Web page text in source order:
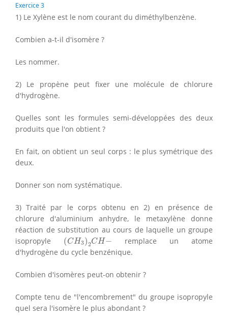
Exercice 3
1) Le Xylène est le nom courant du diméthylbenzène.
Combien a-t-il d'isomère ?
Les nommer.
2) Le propène peut fixer une molécule de chlorure
d'hydrogène.
Quelles sont les formules semi-développées des deux
produits que l'on obtient ?
En fait, on obtient un seul corps : le plus symétrique des
deux.
Donner son nom systématique.
3) Traité par le corps obtenu en 2) en présence de
chlorure d'aluminium anhydre, le metaxylène donne
réaction de substitution au cours de laquelle un groupe
isopropyle (CH3)2CH−
(CH3)2CH−
remplace un atome
d'hydrogène du cycle benzénique.
Combien d'isomères peut-on obtenir ?
Compte tenu de "l'encombrement" du groupe isopropyle
quel sera l'isomère le plus abondant ?